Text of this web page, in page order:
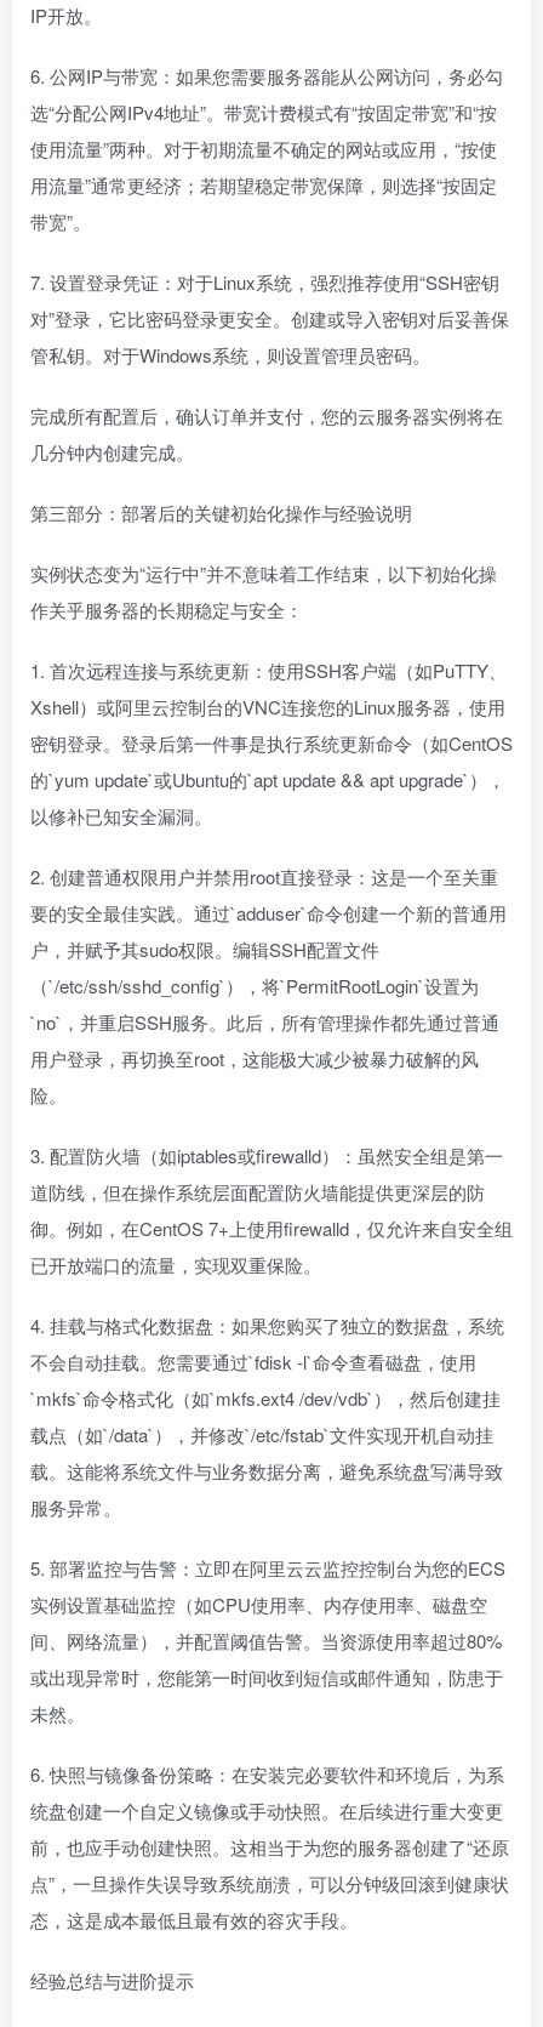
IP开放。
6. 公网IP与带宽：如果您需要服务器能从公网访问，务必勾
选“分配公网IPv4地址”。带宽计费模式有“按固定带宽”和“按
使用流量”两种。对于初期流量不确定的网站或应用，“按使
用流量”通常更经济；若期望稳定带宽保障，则选择“按固定
带宽”。
7. 设置登录凭证：对于Linux系统，强烈推荐使用“SSH密钥
对”登录，它比密码登录更安全。创建或导入密钥对后妥善保
管私钥。对于Windows系统，则设置管理员密码。
完成所有配置后，确认订单并支付，您的云服务器实例将在
几分钟内创建完成。
第三部分：部署后的关键初始化操作与经验说明
实例状态变为“运行中”并不意味着工作结束，以下初始化操
作关乎服务器的长期稳定与安全：
1. 首次远程连接与系统更新：使用SSH客户端（如PuTTY、
Xshell）或阿里云控制台的VNC连接您的Linux服务器，使用
密钥登录。登录后第一件事是执行系统更新命令（如CentOS
的`yum update`或Ubuntu的`apt update && apt upgrade`），
以修补已知安全漏洞。
2. 创建普通权限用户并禁用root直接登录：这是一个至关重
要的安全最佳实践。通过`adduser`命令创建一个新的普通用
户，并赋予其sudo权限。编辑SSH配置文件
（`/etc/ssh/sshd_config`），将`PermitRootLogin`设置为
`no`，并重启SSH服务。此后，所有管理操作都先通过普通
用户登录，再切换至root，这能极大减少被暴力破解的风
险。
3. 配置防火墙（如iptables或firewalld）：虽然安全组是第一
道防线，但在操作系统层面配置防火墙能提供更深层的防
御。例如，在CentOS 7+上使用firewalld，仅允许来自安全组
已开放端口的流量，实现双重保险。
4. 挂载与格式化数据盘：如果您购买了独立的数据盘，系统
不会自动挂载。您需要通过`fdisk -l`命令查看磁盘，使用
`mkfs`命令格式化（如`mkfs.ext4 /dev/vdb`），然后创建挂
载点（如`/data`），并修改`/etc/fstab`文件实现开机自动挂
载。这能将系统文件与业务数据分离，避免系统盘写满导致
服务异常。
5. 部署监控与告警：立即在阿里云云监控控制台为您的ECS
实例设置基础监控（如CPU使用率、内存使用率、磁盘空
间、网络流量），并配置阈值告警。当资源使用率超过80%
或出现异常时，您能第一时间收到短信或邮件通知，防患于
未然。
6. 快照与镜像备份策略：在安装完必要软件和环境后，为系
统盘创建一个自定义镜像或手动快照。在后续进行重大变更
前，也应手动创建快照。这相当于为您的服务器创建了“还原
点”，一旦操作失误导致系统崩溃，可以分钟级回滚到健康状
态，这是成本最低且最有效的容灾手段。
经验总结与进阶提示